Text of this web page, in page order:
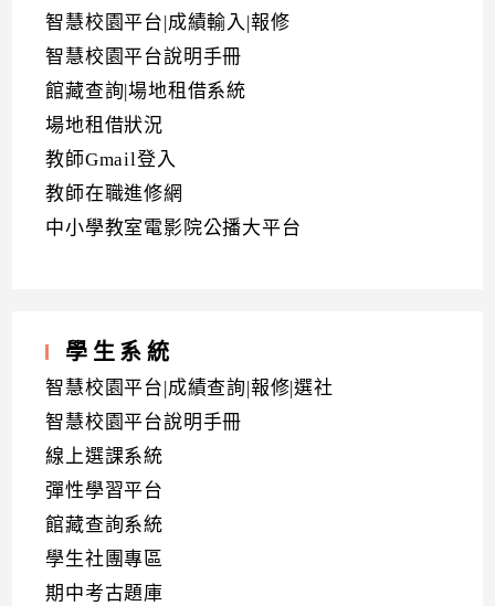
智慧校園平台|成績輸入|報修
智慧校園平台說明手冊
館藏查詢|場地租借系統
場地租借狀況
教師Gmail登入
教師在職進修網
中小學教室電影院公播大平台
學生系統
智慧校園平台|成績查詢|報修|選社
智慧校園平台說明手冊
線上選課系統
彈性學習平台
館藏查詢系統
學生社團專區
期中考古題庫